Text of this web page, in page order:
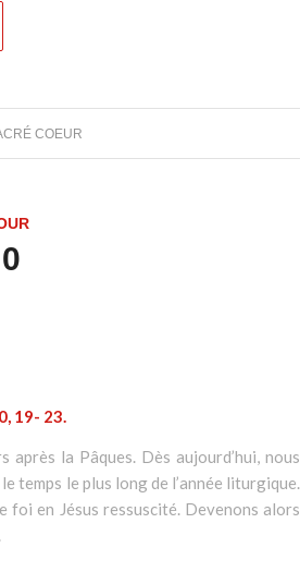
COEUR
19- 23.
la Pâques. Dès aujourd’hui, nous
temps le plus long de l’année liturgique.
foi en Jésus ressuscité. Devenons alors